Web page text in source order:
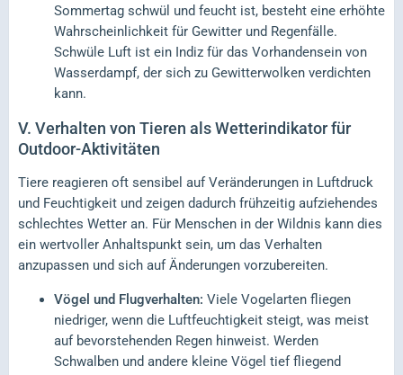
Sommertag schwül und feucht ist, besteht eine erhöhte
Wahrscheinlichkeit für Gewitter und Regenfälle.
Schwüle Luft ist ein Indiz für das Vorhandensein von
Wasserdampf, der sich zu Gewitterwolken verdichten
kann.
V. Verhalten von Tieren als Wetterindikator für
Outdoor-Aktivitäten
Tiere reagieren oft sensibel auf Veränderungen in Luftdruck
und Feuchtigkeit und zeigen dadurch frühzeitig aufziehendes
schlechtes Wetter an. Für Menschen in der Wildnis kann dies
ein wertvoller Anhaltspunkt sein, um das Verhalten
anzupassen und sich auf Änderungen vorzubereiten.
Vögel und Flugverhalten: Viele Vogelarten fliegen
niedriger, wenn die Luftfeuchtigkeit steigt, was meist
auf bevorstehenden Regen hinweist. Werden
Schwalben und andere kleine Vögel tief fliegend